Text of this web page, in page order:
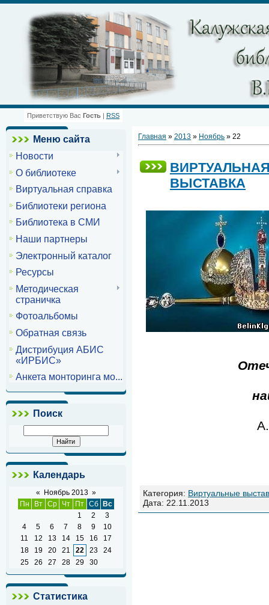
Приветствую Вас Гость | RSS
Меню сайта
Новости
О библиотеке
Виртуальная справка
Библиотеки региона
Библиотека в СМИ
Наши партнеры
Электронный каталог
Ресурсы
Методическая
страничка
Фотоальбомы
Обратная связь
Дистрибуция АБИС
«ИРБИС»
Анкета монторинга мо...
Поиск
Календарь
« Ноябрь 2013 »
Пн
Вт Ср Чт Пт Сб Вс
1
2
3
4
5 6 7 8 9
10
11
12 13 14 15 16
17
18
19 20 21 22 23
24
25
26 27 28 29 30
Статистика
Главная » 2013 » Ноябрь » 22
ВЫСТАВКА
Категория: Виртуальные
Дата: 22.11.2013